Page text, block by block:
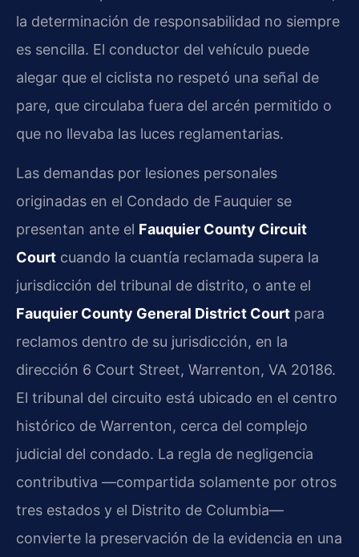
la determinación de responsabilidad no siempre
es sencilla. El conductor del vehículo puede
alegar que el ciclista no respetó una señal de
pare, que circulaba fuera del arcén permitido o
que no llevaba las luces reglamentarias.
Las demandas por lesiones personales
originadas en el Condado de Fauquier se
presentan ante el Fauquier County Circuit
Court cuando la cuantía reclamada supera la
jurisdicción del tribunal de distrito, o ante el
Fauquier County General District Court para
reclamos dentro de su jurisdicción, en la
dirección 6 Court Street, Warrenton, VA 20186.
El tribunal del circuito está ubicado en el centro
histórico de Warrenton, cerca del complejo
judicial del condado. La regla de negligencia
contributiva —compartida solamente por otros
tres estados y el Distrito de Columbia—
convierte la preservación de la evidencia en una